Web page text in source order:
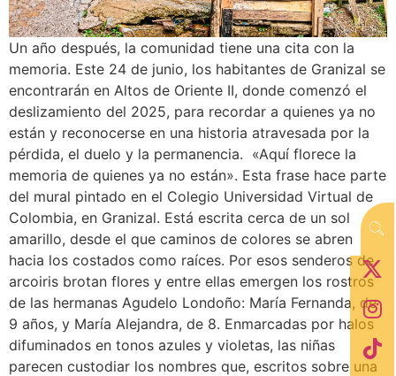
Un año después, la comunidad tiene una cita con la
memoria. Este 24 de junio, los habitantes de Granizal se
encontrarán en Altos de Oriente II, donde comenzó el
deslizamiento del 2025, para recordar a quienes ya no
están y reconocerse en una historia atravesada por la
pérdida, el duelo y la permanencia. «Aquí florece la
memoria de quienes ya no están». Esta frase hace parte
del mural pintado en el Colegio Universidad Virtual de
Colombia, en Granizal. Está escrita cerca de un sol
amarillo, desde el que caminos de colores se abren
hacia los costados como raíces. Por esos senderos de
arcoiris brotan flores y entre ellas emergen los rostros
de las hermanas Agudelo Londoño: María Fernanda, de
9 años, y María Alejandra, de 8. Enmarcadas por halos
difuminados en tonos azules y violetas, las niñas
parecen custodiar los nombres que, escritos sobre una